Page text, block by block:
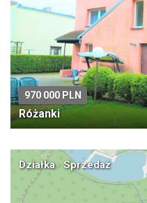
970 000 PLN
Różanki
Działka · Sprzedaż